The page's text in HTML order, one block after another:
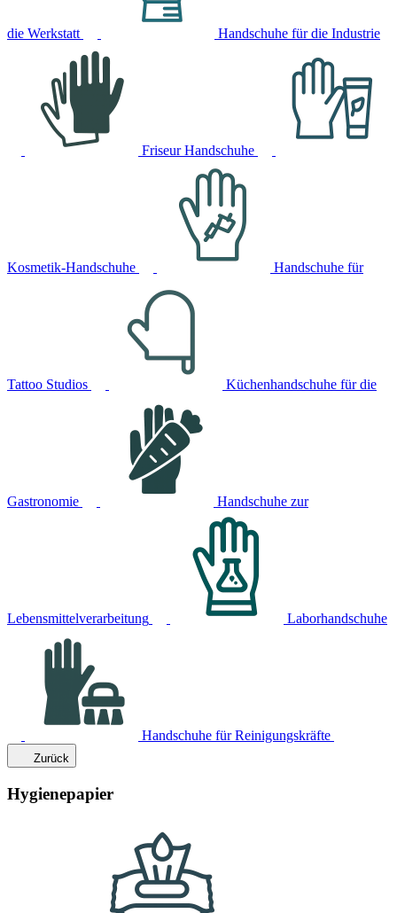
die Werkstatt Handschuhe für die Industrie
Friseur Handschuhe
Kosmetik-Handschuhe Handschuhe für
Tattoo Studios Küchenhandschuhe für die
Gastronomie Handschuhe zur
Lebensmittelverarbeitung Laborhandschuhe
Handschuhe für Reinigungskräfte
Zurück
Hygienepapier